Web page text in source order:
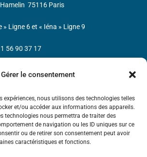
Gérer le consentement
expériences, nous utilisons des technologies telles
et/ou accéder aux informations des appareils.
technologies nous permettra de traiter des
de navigation ou les ID uniques sur ce
ou de retirer son consentement peut avoir
caractéristiques et fonctions.
découvertes d’André-
75116 Paris
» Ligne 6 et « Iéna » Ligne 9
56 90 37 17
232, Code APE : 9412Z TVA intra-
785 393 232